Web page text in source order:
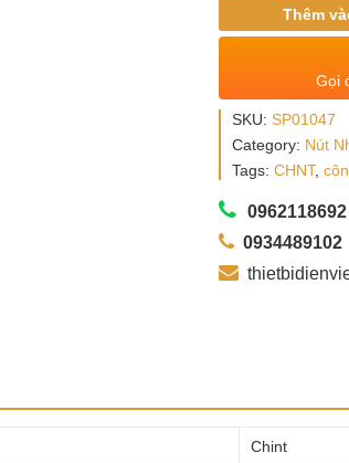
Thêm
Gọi
SKU: SP01047
Category: Nút
Tags: CHNT,
0962118692
0934489102
Chint